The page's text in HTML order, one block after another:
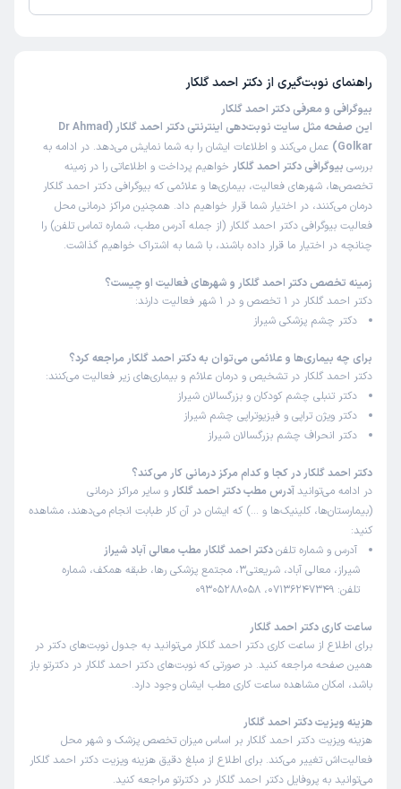
زمان انتظار:0-15 دقیقه
علت مراجعه: ضربه به چشم
امید
1403/09/07
این پزشک را پیشنهاد میکنم
زمان انتظار:0-15 دقیقه
به علت ضعیفی زیاد آستیگمات چشم به ایشون مراجعه کردم
باید عمل بشم و از سال 96 که این عمل رو انجام دادم به مقدار
خیلی کم شماره چشمم افزایش داشته و از پیشرفتش خیلیییی
زیاد جلوگیری شده ممنونم ازشون
فاطمه
این پزشک را پیشنهاد میکنم
زمان انتظار: 15-45 دقیقه
بسیار محترم و خوب بودن و با سواد
صدیقه
نوبت مطب از دکترتو
زمان انتظار:
15-45 دقیقه
بسیار دکتر خوب و با تجربه ای هستند خیلی مهربون هستند و از
همه مهمتر بسیار کار بلد هستند
مریم
نوبت مطب از دکترتو
راهنمای نوبت‌گیری از دکتر احمد گلکار
بیوگرافی و معرفی دکتر احمد گلکار
این صفحه مثل سایت نوبت‌دهی اینترنتی دکتر احمد گلکار (Dr Ahmad
Golkar)
عمل می‌کند و اطلاعات ایشان را به شما نمایش می‌دهد. در ادامه به
بررسی بیوگرافی دکتر احمد گلکار خواهیم پرداخت و اطلاعاتی را در زمینه
تخصص‌ها، شهرهای فعالیت، بیماری‌ها و علائمی که بیوگرافی دکتر احمد گلکار
درمان می‌کنند، در اختیار شما قرار خواهیم داد. همچنین مراکز درمانی محل
فعالیت بیوگرافی دکتر احمد گلکار (از جمله آدرس مطب، شماره تماس تلفن) را
چنانچه در اختیار ما قرار داده باشند، با شما به اشتراک خواهیم گذاشت.
زمینه تخصص دکتر احمد گلکار و شهرهای فعالیت او چیست؟
دکتر احمد گلکار در 1 تخصص و در 1 شهر فعالیت دارند:
دکتر چشم پزشکی شیراز
برای چه بیماری‌ها و علائمی می‌توان به دکتر احمد گلکار مراجعه کرد؟
دکتر احمد گلکار در تشخیص و درمان علائم و بیماری‌های زیر فعالیت می‌کنند:
دکتر تنبلی چشم کودکان و بزرگسالان شیراز
دکتر ویژن تراپی و فیزیوتراپی چشم شیراز
دکتر انحراف چشم بزرگسالان شیراز
دکتر احمد گلکار در کجا و کدام مرکز درمانی کار می‌کند؟
در ادامه می‌توانید آدرس مطب دکتر احمد گلکار و سایر مراکز درمانی
(بیمارستان‌ها، کلینیک‌ها و …) که ایشان در آن کار طبابت انجام می‌دهند، مشاهده
کنید:
آدرس و شماره تلفندکتر احمد گلکار مطب معالی آباد شیراز
شیراز، معالی آباد، شریعتی3، مجتمع پزشکی رها، طبقه همکف، شماره
تلفن: 07136247349، 09305288058
ساعت کاری دکتر احمد گلکار
برای اطلاع از ساعت کاری دکتر احمد گلکار می‌توانید به جدول نوبت‌های دکتر در
همین صفحه مراجعه کنید. در صورتی که نوبت‌های دکتر احمد گلکار در دکترتو باز
باشد، امکان مشاهده ساعت کاری مطب ایشان وجود دارد.
هزینه ویزیت دکتر احمد گلکار
هزینه ویزیت دکتر احمد گلکار بر اساس میزان تخصص پزشک و شهر محل
فعالیت‌اش تغییر می‌کند. برای اطلاع از مبلغ دقیق هزینه ویزیت دکتر احمد گلکار
می‌توانید به پروفایل دکتر احمد گلکار در دکترتو مراجعه کنید.